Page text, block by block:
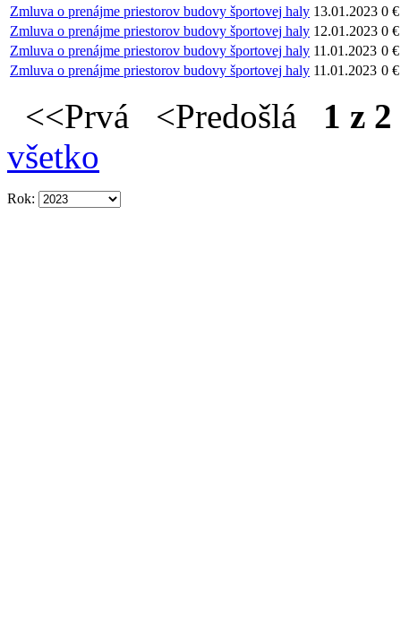
Zmluva o prenájme priestorov budovy športovej haly 13.01.2023 0 €
Zmluva o prenájme priestorov budovy športovej haly 12.01.2023 0 €
Zmluva o prenájme priestorov budovy športovej haly 11.01.2023 0 €
Zmluva o prenájme priestorov budovy športovej haly 11.01.2023 0 €
<<Prvá <Predošlá 1 z 2
všetko
Rok: